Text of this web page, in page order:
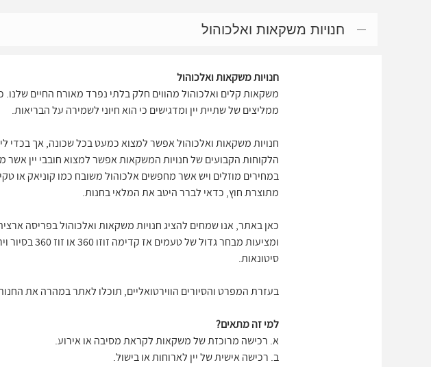
חנויות משקאות ואלכוהול
חנויות משקאות ואלכוהול
משקאות קלים ואלכוהול מהווים חלק בלתי נפרד מאורח החיים
ממליצים של שתיית יין ומדגישים כי הוא חיוני לשמירה על הבריאות.
חנויות משקאות ואלכוהול אפשר למצוא כמעט בכל שכונה, אך בכדי
הלקוחות הקבועים של חנויות המשקאות אפשר למצוא חובבי יין אשר
במחירים מוזלים ויש אשר מחפשים אלכוהול משובח כמו קוניאק או
מתוצרת חוץ, כדאי לברר היטב את המלאי בחנות.
כאן באתר, אנו שמחים להציג חנויות משקאות ואלכוהול בפריסה
ומציעות
סיטונאות.
בעזרת המפרט והסיורים הווירטואליים, תוכלו לאתר במהרה את
למי זה מתאים?
א. רכישה מרוכזת של משקאות לקראת מסיבה או אירוע.
ב. רכישה אישית של יין לארוחות או בישול.